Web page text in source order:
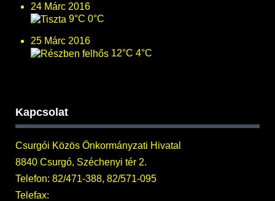
24 Márc 2016
9°C 0°C
25 Márc 2016
12°C 4°C
Kapcsolat
Csurgói Közös Önkormányzati Hivatal
8840 Csurgó, Széchenyi tér 2.
Telefon: 82/471-388, 82/571-095
Telefax: